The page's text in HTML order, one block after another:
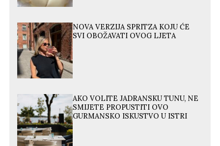
NOVA VERZIJA SPRITZA KOJU ĆE
SVI OBOŽAVATI OVOG LJETA
AKO VOLITE JADRANSKU TUNU, NE
SMIJETE PROPUSTITI OVO
GURMANSKO ISKUSTVO U ISTRI